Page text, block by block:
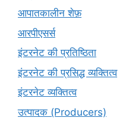
आपातकालीन शेफ़
आरपीएसर्स
इंटरनेट की प्रतिष्ठिता
इंटरनेट की प्रसिद्ध व्यक्तित्व
इंटरनेट व्यक्तित्व
उत्पादक (Producers)